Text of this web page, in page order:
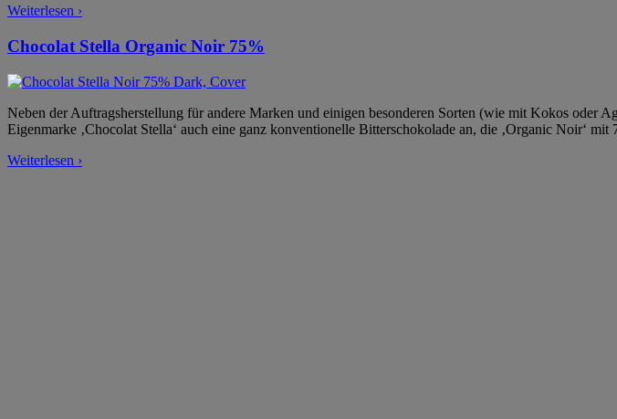
Weiterlesen ›
Chocolat Stella Organic Noir 75%
Neben der Auftragsherstellung für andere Marken und einigen besonderen Sorten (wie mit Kokos oder
Eigenmarke ‚Chocolat Stella‘ auch eine ganz konventionelle Bitterschokolade an, die ‚Organic Noir‘
Weiterlesen ›